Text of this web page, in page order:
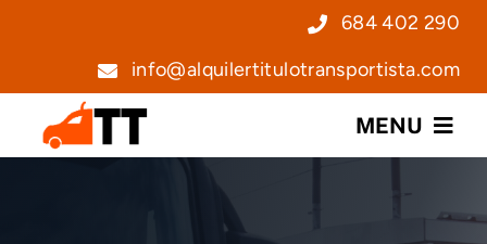
684 402 290
info@alquilertitulotransportista.com
MENU